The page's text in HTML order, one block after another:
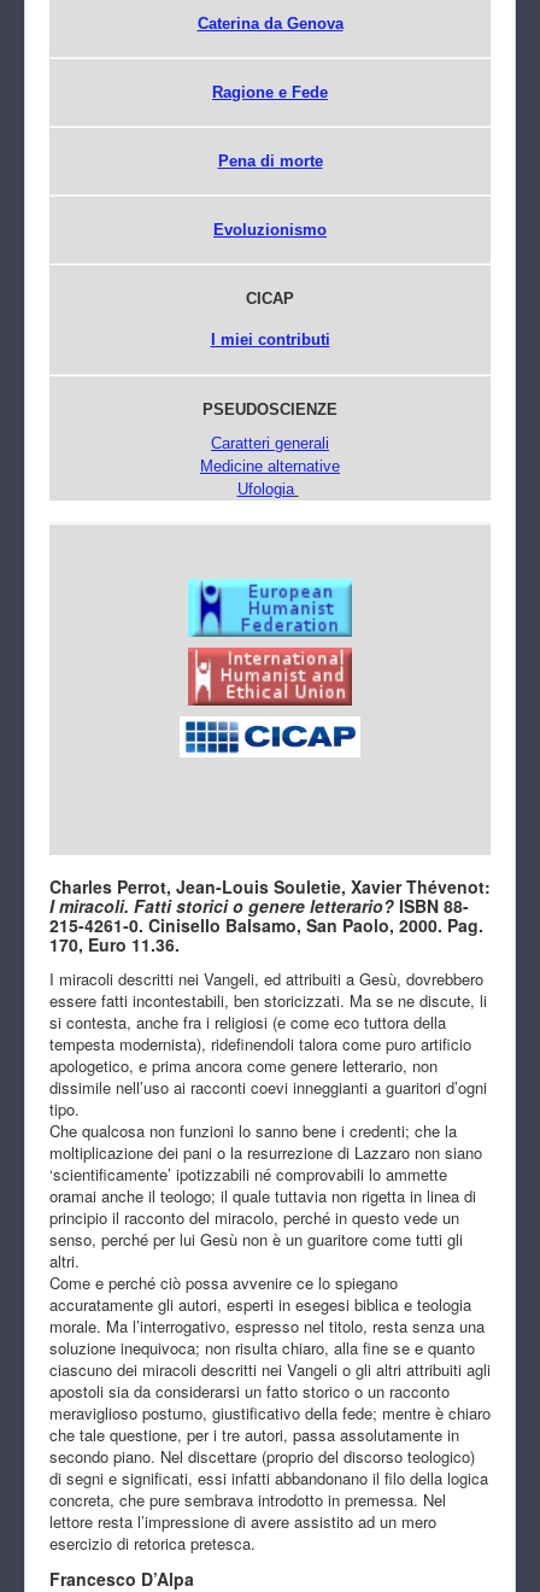
Caterina da Genova
Ragione e Fede
Pena di morte
Evoluzionismo
CICAP
I miei contributi
PSEUDOSCIENZE
Caratteri generali
Medicine alternative
Ufologia
Charles Perrot, Jean-Louis Souletie, Xavier Thévenot:
I miracoli. Fatti storici o genere letterario? ISBN 88-
215-4261-0. Cinisello Balsamo, San Paolo, 2000. Pag.
170, Euro 11.36.
I miracoli descritti nei Vangeli, ed attribuiti a Gesù, dovrebbero
essere fatti incontestabili, ben storicizzati. Ma se ne discute, li
si contesta, anche fra i religiosi (e come eco tuttora della
tempesta modernista), ridefinendoli talora come puro artificio
apologetico, e prima ancora come genere letterario, non
dissimile nell’uso ai racconti coevi inneggianti a guaritori d’ogni
tipo.
Che qualcosa non funzioni lo sanno bene i credenti; che la
moltiplicazione dei pani o la resurrezione di Lazzaro non siano
‘scientificamente’ ipotizzabili né comprovabili lo ammette
oramai anche il teologo; il quale tuttavia non rigetta in linea di
principio il racconto del miracolo, perché in questo vede un
senso, perché per lui Gesù non è un guaritore come tutti gli
altri.
Come e perché ciò possa avvenire ce lo spiegano
accuratamente gli autori, esperti in esegesi biblica e teologia
morale. Ma l’interrogativo, espresso nel titolo, resta senza una
soluzione inequivoca; non risulta chiaro, alla fine se e quanto
ciascuno dei miracoli descritti nei Vangeli o gli altri attribuiti agli
apostoli sia da considerarsi un fatto storico o un racconto
meraviglioso postumo, giustificativo della fede; mentre è chiaro
che tale questione, per i tre autori, passa assolutamente in
secondo piano. Nel discettare (proprio del discorso teologico)
di segni e significati, essi infatti abbandonano il filo della logica
concreta, che pure sembrava introdotto in premessa. Nel
lettore resta l’impressione di avere assistito ad un mero
esercizio di retorica pretesca.
Francesco D’Alpa